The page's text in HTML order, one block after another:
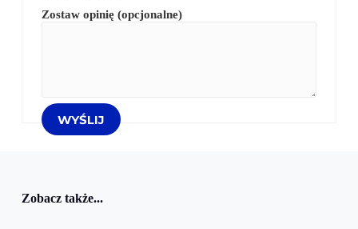
Zostaw opinię (opcjonalne)
Zobacz także...